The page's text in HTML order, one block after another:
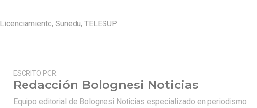
Licenciamiento, Sunedu, TELESUP
ESCRITO POR:
Redacción Bolognesi Noticias
Equipo editorial de Bolognesi Noticias especializado en periodismo